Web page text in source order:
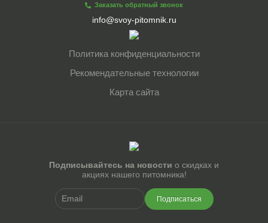
Заказать обратный звонок
info@svoy-pitomnik.ru
Политика конфиденциальности
Рекомендательные технологии
Карта сайта
Подписывайтесь на новости о скидках и
акциях нашего питомника!
Подписаться